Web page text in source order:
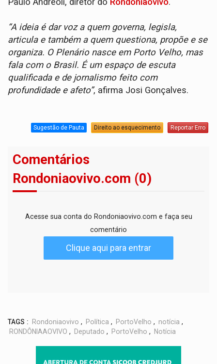
“A ideia é dar voz a quem governa, legisla,
articula e também a quem questiona, propõe e se
organiza. O Plenário nasce em Porto Velho, mas
fala com o Brasil. É um espaço de escuta
qualificada e de jornalismo feito com
profundidade e afeto”, afirma Josi Gonçalves.
Sugestão de Pauta Direito ao esquecimento Reportar Erro
Comentários
Rondoniaovivo.com (0)
Acesse sua conta do Rondoniaovivo.com e faça seu
comentário
Clique aqui para entrar
TAGS : Rondoniaovivo , Política , PortoVelho , notícia ,
RONDÔNIAAOVIVO , Deputado , PortoVelho , Notícia